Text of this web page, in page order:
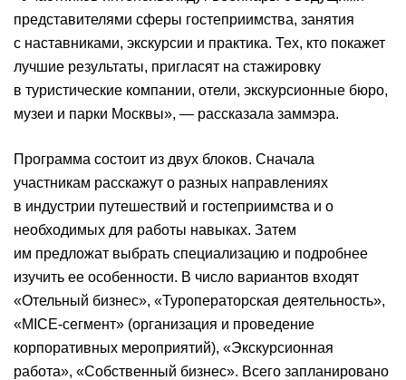
представителями сферы гостеприимства, занятия
с наставниками, экскурсии и практика. Тех, кто покажет
лучшие результаты, пригласят на стажировку
в туристические компании, отели, экскурсионные бюро,
музеи и парки Москвы», — рассказала заммэра.
Программа состоит из двух блоков. Сначала
участникам расскажут о разных направлениях
в индустрии путешествий и гостеприимства и о
необходимых для работы навыках. Затем
им предложат выбрать специализацию и подробнее
изучить ее особенности. В число вариантов входят
«Отельный бизнес», «Туроператорская деятельность»,
«MICE-сегмент» (организация и проведение
корпоративных мероприятий), «Экскурсионная
работа», «Собственный бизнес». Всего запланировано